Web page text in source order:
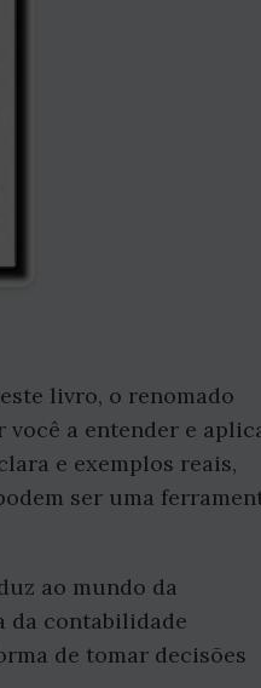
livro, o renomado
você a entender e
e exemplos reais,
ser uma
ao mundo da
da contabilidade
de tomar decisões